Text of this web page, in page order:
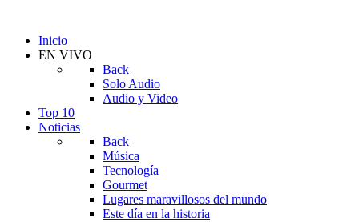
Inicio
EN VIVO
Back
Solo Audio
Audio y Video
Top 10
Noticias
Back
Música
Tecnología
Gourmet
Lugares maravillosos del mundo
Este día en la historia